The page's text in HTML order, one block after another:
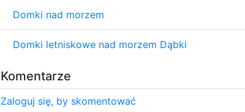
Domki nad morzem
Domki letniskowe nad morzem Dąbki
Komentarze
Zaloguj się, by skomentować